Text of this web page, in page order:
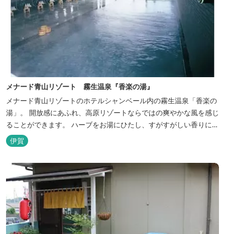
メナード青山リゾート 霧生温泉『香楽の湯』
メナード青山リゾートのホテルシャンベール内の霧生温泉「香楽の
湯」。 開放感にあふれ、高原リゾートならではの爽やかな風を感じ
ることができます。 ハーブをお湯にひたし、すがすがしい香りに心
あらわれる「香りの湯」は、特に女性の方に人気です。 その他、
広々とした空間とたっぷりのお湯が魅力の「大浴場」、高原の景色
を満喫できる「露天風呂」、さらに「ミストサウナ」の合計4種の
お湯をお楽しみいただけま...
伊賀